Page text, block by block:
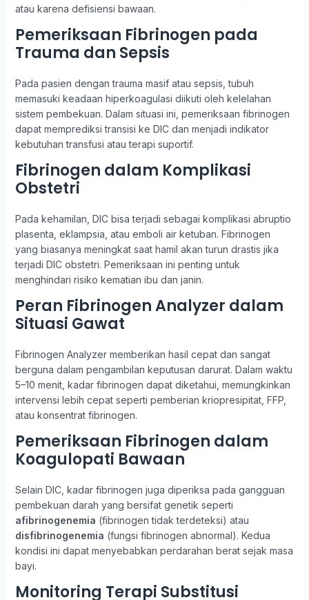
atau karena defisiensi bawaan.
Pemeriksaan Fibrinogen pada
Trauma dan Sepsis
Pada pasien dengan trauma masif atau sepsis, tubuh
memasuki keadaan hiperkoagulasi diikuti oleh kelelahan
sistem pembekuan. Dalam situasi ini, pemeriksaan fibrinogen
dapat memprediksi transisi ke DIC dan menjadi indikator
kebutuhan transfusi atau terapi suportif.
Fibrinogen dalam Komplikasi
Obstetri
Pada kehamilan, DIC bisa terjadi sebagai komplikasi abruptio
plasenta, eklampsia, atau emboli air ketuban. Fibrinogen
yang biasanya meningkat saat hamil akan turun drastis jika
terjadi DIC obstetri. Pemeriksaan ini penting untuk
menghindari risiko kematian ibu dan janin.
Peran Fibrinogen Analyzer dalam
Situasi Gawat
Fibrinogen Analyzer memberikan hasil cepat dan sangat
berguna dalam pengambilan keputusan darurat. Dalam waktu
5–10 menit, kadar fibrinogen dapat diketahui, memungkinkan
intervensi lebih cepat seperti pemberian kriopresipitat, FFP,
atau konsentrat fibrinogen.
Pemeriksaan Fibrinogen dalam
Koagulopati Bawaan
Selain DIC, kadar fibrinogen juga diperiksa pada gangguan
pembekuan darah yang bersifat genetik seperti
afibrinogenemia (fibrinogen tidak terdeteksi) atau
disfibrinogenemia (fungsi fibrinogen abnormal). Kedua
kondisi ini dapat menyebabkan perdarahan berat sejak masa
bayi.
Monitoring Terapi Substitusi